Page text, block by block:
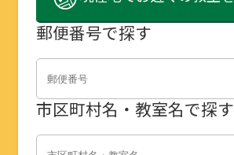
郵便番号で探す
市区町村名・教室名で探す